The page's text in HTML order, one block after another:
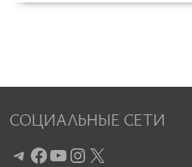
СОЦИАЛЬНЫЕ СЕТИ
Telegram
Facebook
YouTube
Instagram
X